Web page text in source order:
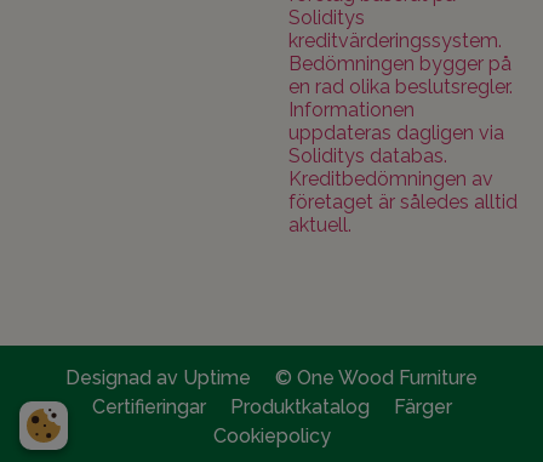
Designad av Uptime
© One Wood Furniture
Certifieringar
Produktkatalog
Färger
Cookiepolicy